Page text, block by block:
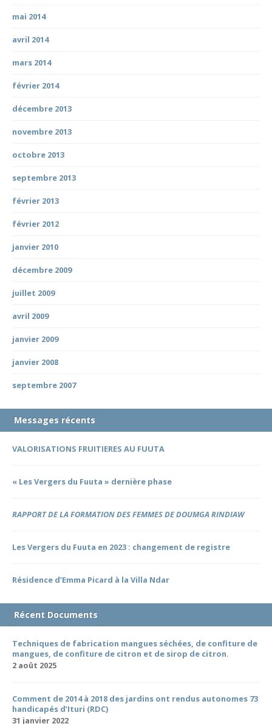
mai 2014
avril 2014
mars 2014
février 2014
décembre 2013
novembre 2013
octobre 2013
septembre 2013
février 2013
février 2012
janvier 2010
décembre 2009
juillet 2009
avril 2009
janvier 2009
janvier 2008
septembre 2007
Messages récents
VALORISATIONS FRUITIERES AU FUUTA
« Les Vergers du Fuuta » dernière phase
RAPPORT DE LA FORMATION DES FEMMES DE DOUMGA RINDIAW
Les Vergers du Fuuta en 2023 : changement de registre
Résidence d’Emma Picard à la Villa Ndar
Récent Documents
Techniques de fabrication mangues séchées, de confiture de
mangues, de confiture de citron et de sirop de citron.
2 août 2025
Comment de 2014 à 2018 des jardins ont rendus autonomes 73
handicapés d’Ituri (RDC)
31 janvier 2022